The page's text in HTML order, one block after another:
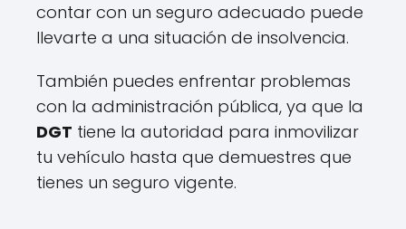
contar con un seguro adecuado puede
llevarte a una situación de insolvencia.
También puedes enfrentar problemas
con la administración pública, ya que la
DGT tiene la autoridad para inmovilizar
tu vehículo hasta que demuestres que
tienes un seguro vigente.